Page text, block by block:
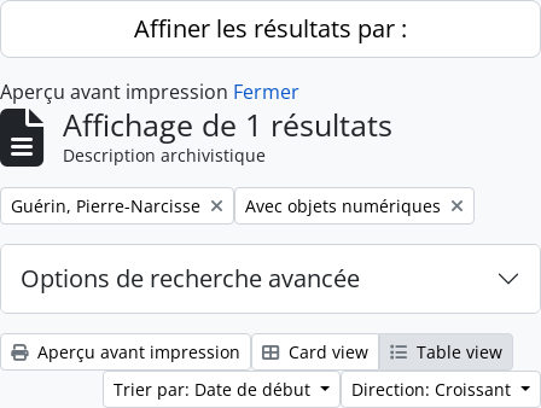
Skip to main contentAffiner les résultats par :
Aperçu avant impression Fermer
Affichage de 1 résultats
Description archivistique
Remove filter:
Guérin, Pierre-Narcisse Remove filter:
Avec objets numériques
Options de recherche avancée
Aperçu avant impression Card view
Table view
Trier par: Date de début
Direction: Croissant